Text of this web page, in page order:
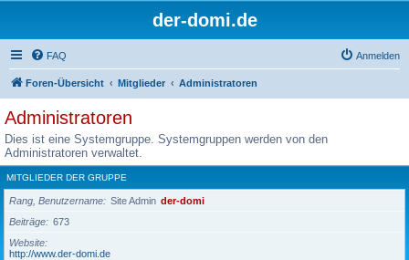
der-domi.de
FAQ Anmelden
Foren-Übersicht Mitglieder Administratoren
Administratoren
Dies ist eine Systemgruppe. Systemgruppen werden von den
Administratoren verwaltet.
MITGLIEDER DER GRUPPE
Rang, Benutzername Site Admin der-domi
Beiträge
673
Website
http://www.der-domi.de